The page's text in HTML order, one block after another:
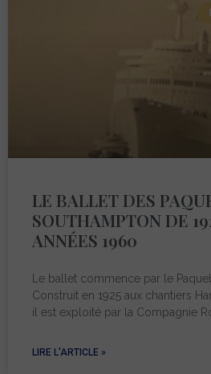
LE BALLET DES
SOUTHAMPTON DE
ANNÉES 1960
Le ballet commence par le
Construit en 1925 aux chantiers
il est exploité par la Compagnie
LIRE L'ARTICLE »